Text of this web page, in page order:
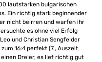
lautstarken bulgarischen
Ein richtig stark beginnender
nicht beirren und warfen ihr
es ohne viel Erfolg
und Christian Sengfelder
16:4 perfekt (7., Auszeit
Dreier, es lief richtig gut